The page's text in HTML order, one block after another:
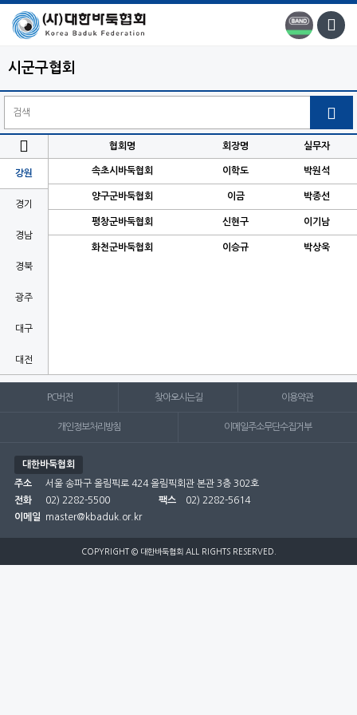
시군구협회


강원
경기
경남
경북
광주
대구
대전
울산
인천
협회명 회장명 실무자
속초시바둑협회 이학도 박원석
양구군바둑협회 이금 박종선
평창군바둑협회 신현구 이기남
화천군바둑협회 이승규 박상욱
PC버전 찾아오시는길 이용약관
개인정보처리방침 이메일주소무단수집거부
대한바둑협회
주소
서울 송파구 올림픽로 424 올림픽회관 본관 3층 302호
전화
02) 2282-5500 팩스
02) 2282-5614
이메일
master@kbaduk.or.kr
COPYRIGHT © 대한바둑협회 ALL RIGHTS RESERVED.